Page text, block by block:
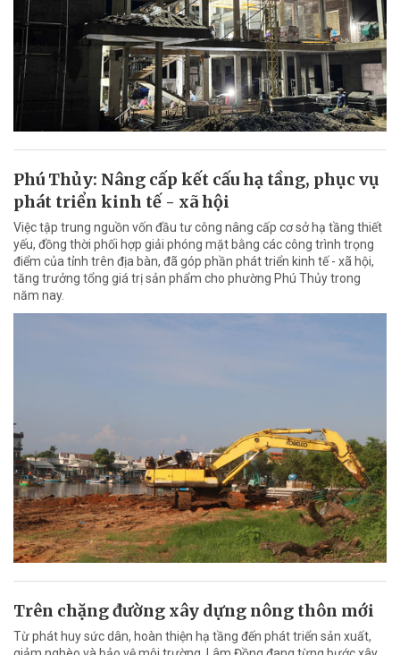
Phú Thủy: Nâng cấp kết cấu hạ tầng, phục vụ
phát triển kinh tế - xã hội
Việc tập trung nguồn vốn đầu tư công nâng cấp cơ sở hạ tầng thiết
yếu, đồng thời phối hợp giải phóng mặt bằng các công trình trọng
điểm của tỉnh trên địa bàn, đã góp phần phát triển kinh tế - xã hội,
tăng trưởng tổng giá trị sản phẩm cho phường Phú Thủy trong
năm nay.
Trên chặng đường xây dựng nông thôn mới
Từ phát huy sức dân, hoàn thiện hạ tầng đến phát triển sản xuất,